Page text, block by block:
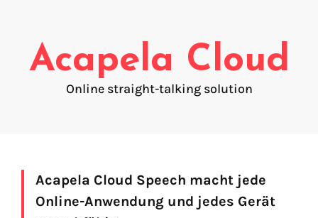
Voice branding
Voice banking (My-Own-Voice)
Voices for Google Play (end user)
Voices for NVDA screen reader (end user)
Acapela Cloud
Online straight-talking solution
Acapela Cloud Speech macht jede
Online-Anwendung und jedes Gerät